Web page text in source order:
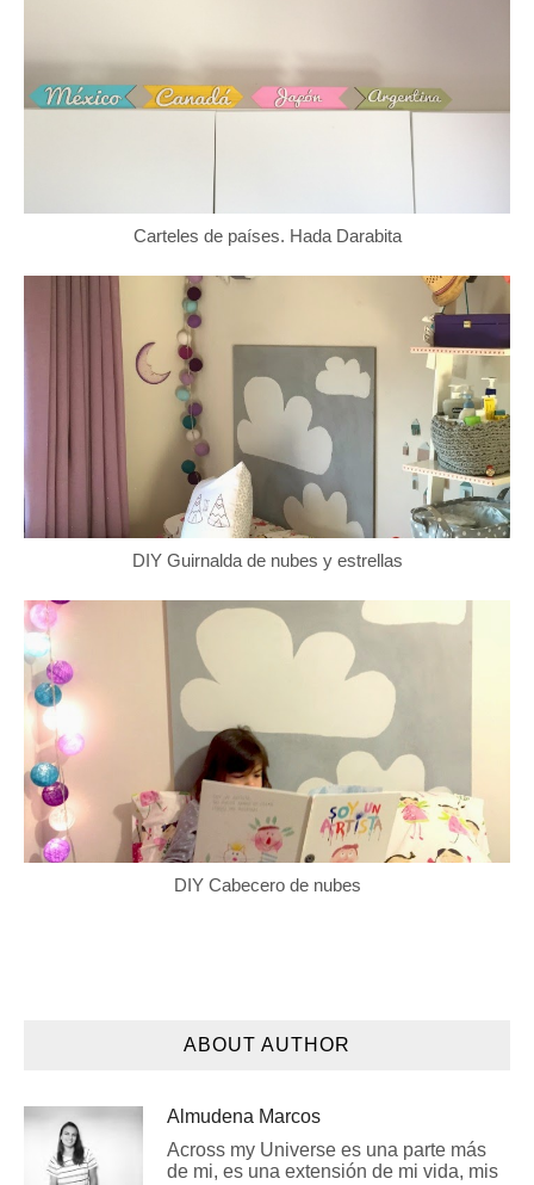
Carteles de países. Hada Darabita
DIY Guirnalda de nubes y estrellas
DIY Cabecero de nubes
ABOUT AUTHOR
Almudena Marcos
Across my Universe es una parte más
de mi, es una extensión de mi vida, mis